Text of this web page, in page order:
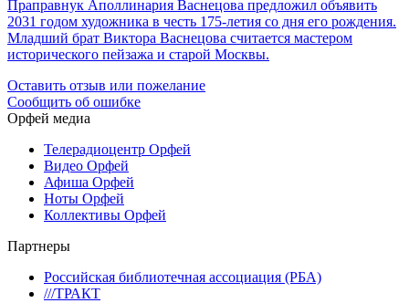
Праправнук Аполлинария Васнецова предложил объявить
2031 годом художника в честь 175-летия со дня его рождения.
Младший брат Виктора Васнецова считается мастером
исторического пейзажа и старой Москвы.
Оставить отзыв или пожелание
Сообщить об ошибке
Орфей медиа
Телерадиоцентр Орфей
Видео Орфей
Афиша Орфей
Ноты Орфей
Коллективы Орфей
Партнеры
Российская библиотечная ассоциация (РБА)
///ТРАКТ